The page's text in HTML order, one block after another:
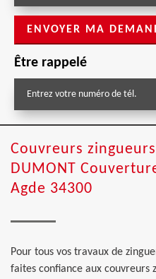
Être rappelé
Couvreurs
DUMONT
Agde 34300
Pour tous vos travaux de
faites confiance aux couvreurs